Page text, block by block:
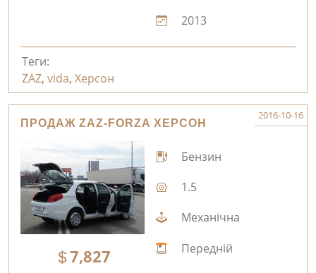
2013
Теги:
ZAZ, vida, Херсон
ПРОДАЖ ZAZ-FORZA ХЕРСОН
2016-10-16
7,827
Бензин
1.5
Механічна
Передній